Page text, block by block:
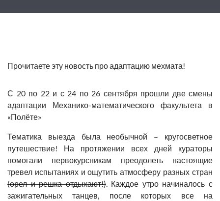
Прочитаетеэту новость про адаптацию мехмата!
С 20 по 22 и с 24 по 26 сентября прошли две смены
адаптации Механико-математического факультета в
«Полёте»
Тематика выезда была необычной – кругосветное
путешествие! На протяжении всех дней кураторы
помогали первокурсникам преодолеть настоящие
тревел испытаниях и ощутить атмосферу разных стран
(орел и решка отдыхают!). Каждое утро начиналось с
зажигательных танцев, после которых все на